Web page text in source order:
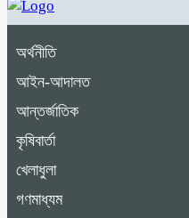
অর্থনীতি
আইন-আদালত
আন্তর্জাতিক
কৃষিবার্তা
খেলাধুলা
গণমাধ্যম